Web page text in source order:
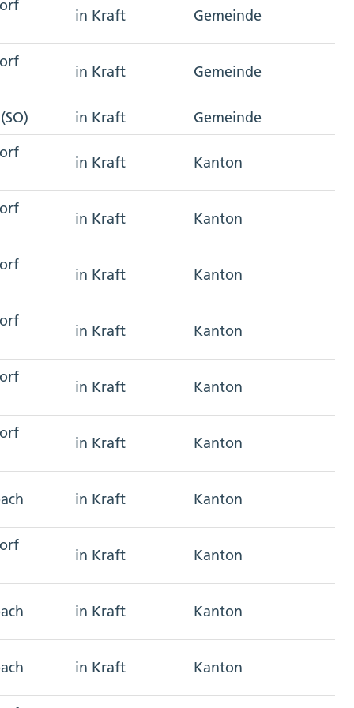
in Kraft Gemeinde
in Kraft Gemeinde
in Kraft
Gemeinde
in Kraft Kanton
in Kraft Kanton
in Kraft Kanton
in Kraft Kanton
in Kraft Kanton
in Kraft Kanton
in Kraft Kanton
in Kraft Kanton
in Kraft Kanton
in Kraft Kanton